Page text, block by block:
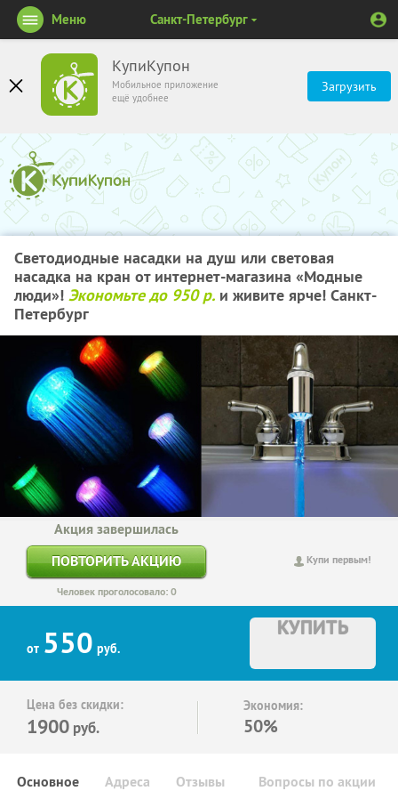
КупиКупон
Мобильное приложение
ещё удобнее
Загрузить
Меню Санкт-Петербург
Светодиодные насадки на душ или световая
насадка на кран от интернет-магазина «Модные
люди»! Экономьте до 950 р. и живите ярче! Санкт-
Петербург
Купи первым!
Акция завершилась
ПОВТОРИТЬ АКЦИЮ
Человек проголосовало: 0
от 550 руб.
КУПИТЬ
Цена без скидки:
1900 руб.
Экономия:
50%
Основное Отзывы Вопросы по акции
Адреса